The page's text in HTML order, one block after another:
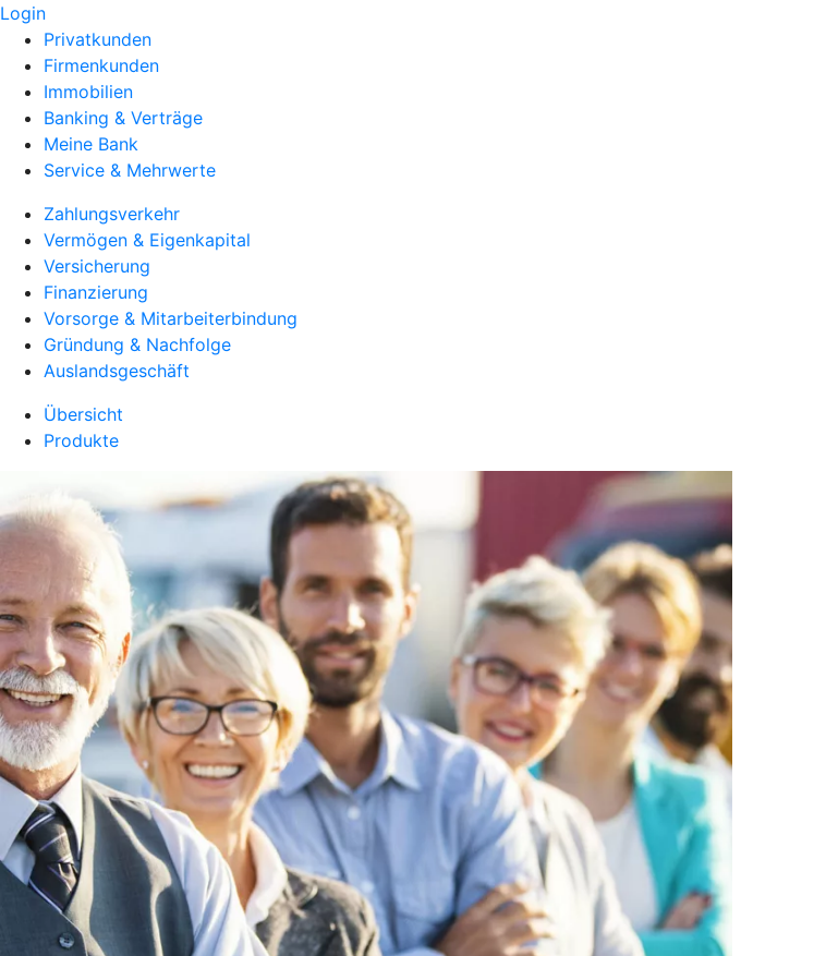
Login
Privatkunden
Firmenkunden
Immobilien
Banking & Verträge
Meine Bank
Service & Mehrwerte
Zahlungsverkehr
Vermögen & Eigenkapital
Versicherung
Finanzierung
Vorsorge & Mitarbeiterbindung
Gründung & Nachfolge
Auslandsgeschäft
Übersicht
Produkte